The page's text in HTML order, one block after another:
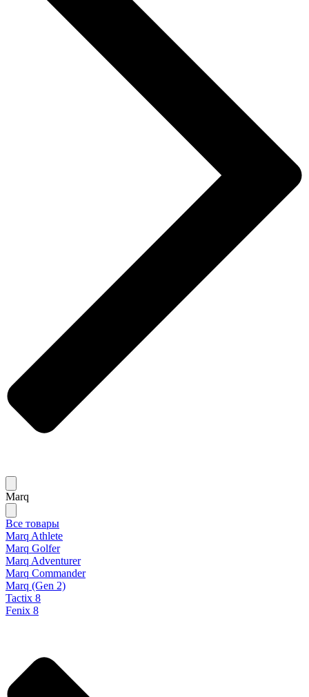
Marq
Все товары
Marq Athlete
Marq Golfer
Marq Adventurer
Marq Commander
Marq (Gen 2)
Tactix 8
Fenix 8